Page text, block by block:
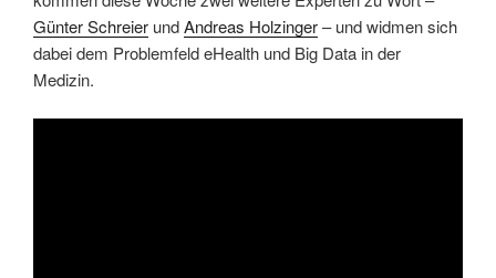
Günter Schreier undAndreas Holzinger– und widmen sich
dabei dem Problemfeld eHealth und Big Data in der
Medizin.